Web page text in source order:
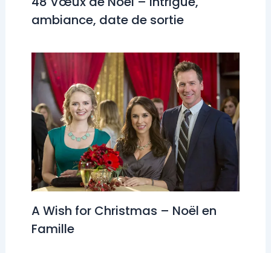
ambiance, date de sortie
A Wish for Christmas – Noël en
Famille